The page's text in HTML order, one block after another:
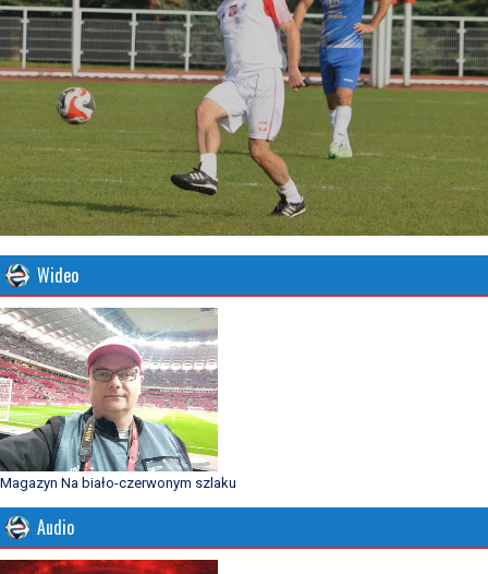
Wideo
Magazyn Na biało-czerwonym szlaku
Audio